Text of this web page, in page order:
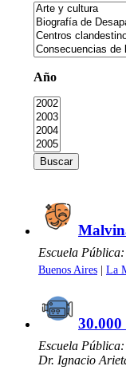
Año
Escuela
Buenos Aires | La
30.000
Escuela
Dr. Ignacio